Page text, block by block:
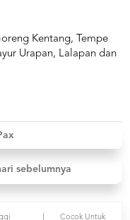
Kentang, Tempe
Urapan, Lalapan dan
sebelumnya
Cocok Untuk